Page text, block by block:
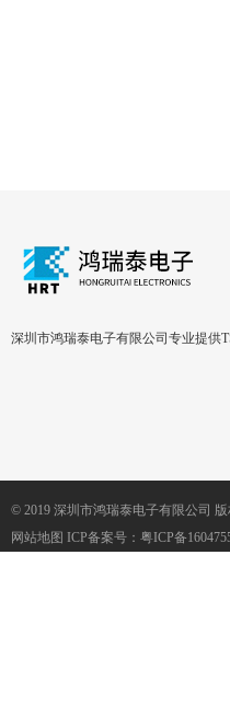
深圳市鸿瑞泰电子有限公司专业提供
© 2019 深圳市鸿瑞泰电子有限公司
网站地图 ICP备案号： 粤ICP备